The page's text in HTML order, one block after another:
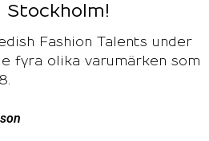
Stockholm!
Fashion Talents under
fyra olika varumärken som